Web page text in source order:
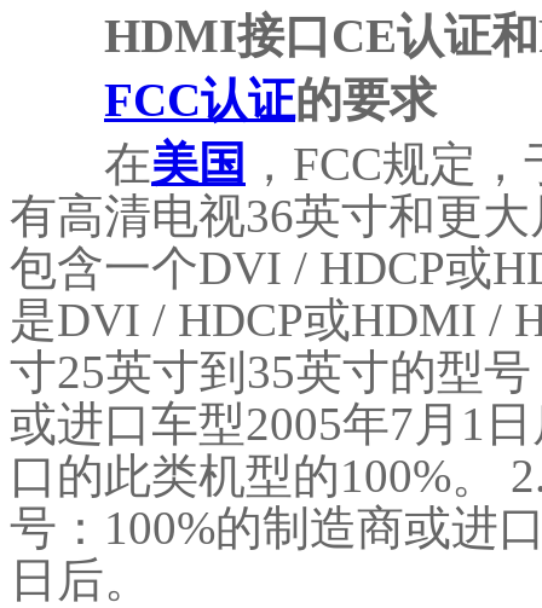
HDMI接口 CE认证
FCC认证的要求
在美国 ，FCC规定
有高清电视36英寸和更
包含一个DVI / HDCP或
是DVI / HDCP或HDMI /
寸25英寸到35英寸的型
或进口车型2005年7月1
口的此类机型的100%。
号：100%的制造商或进
日后。